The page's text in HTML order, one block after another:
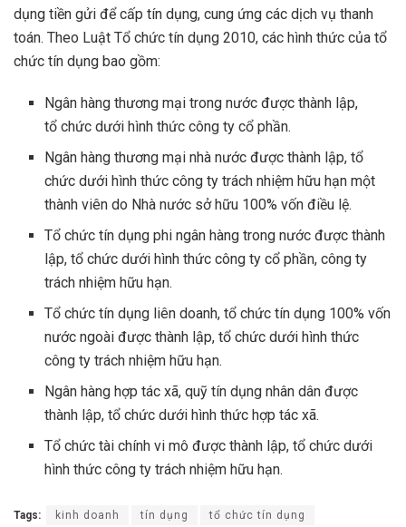
dụng tiền gửi để cấp tín dụng, cung ứng các dịch vụ thanh
toán. Theo Luật Tổ chức tín dụng 2010, các hình thức của tổ
chức tín dụng bao gồm:
Ngân hàng thương mại trong nước được thành lập,
tổ chức dưới hình thức công ty cổ phần.
Ngân hàng thương mại nhà nước được thành lập, tổ
chức dưới hình thức công ty trách nhiệm hữu hạn một
thành viên do Nhà nước sở hữu 100% vốn điều lệ.
Tổ chức tín dụng phi ngân hàng trong nước được thành
lập, tổ chức dưới hình thức công ty cổ phần, công ty
trách nhiệm hữu hạn.
Tổ chức tín dụng liên doanh, tổ chức tín dụng 100% vốn
nước ngoài được thành lập, tổ chức dưới hình thức
công ty trách nhiệm hữu hạn.
Ngân hàng hợp tác xã, quỹ tín dụng nhân dân được
thành lập, tổ chức dưới hình thức hợp tác xã.
Tổ chức tài chính vi mô được thành lập, tổ chức dưới
hình thức công ty trách nhiệm hữu hạn.
Tags: kinh doanh tín dụng tổ chức tín dụng